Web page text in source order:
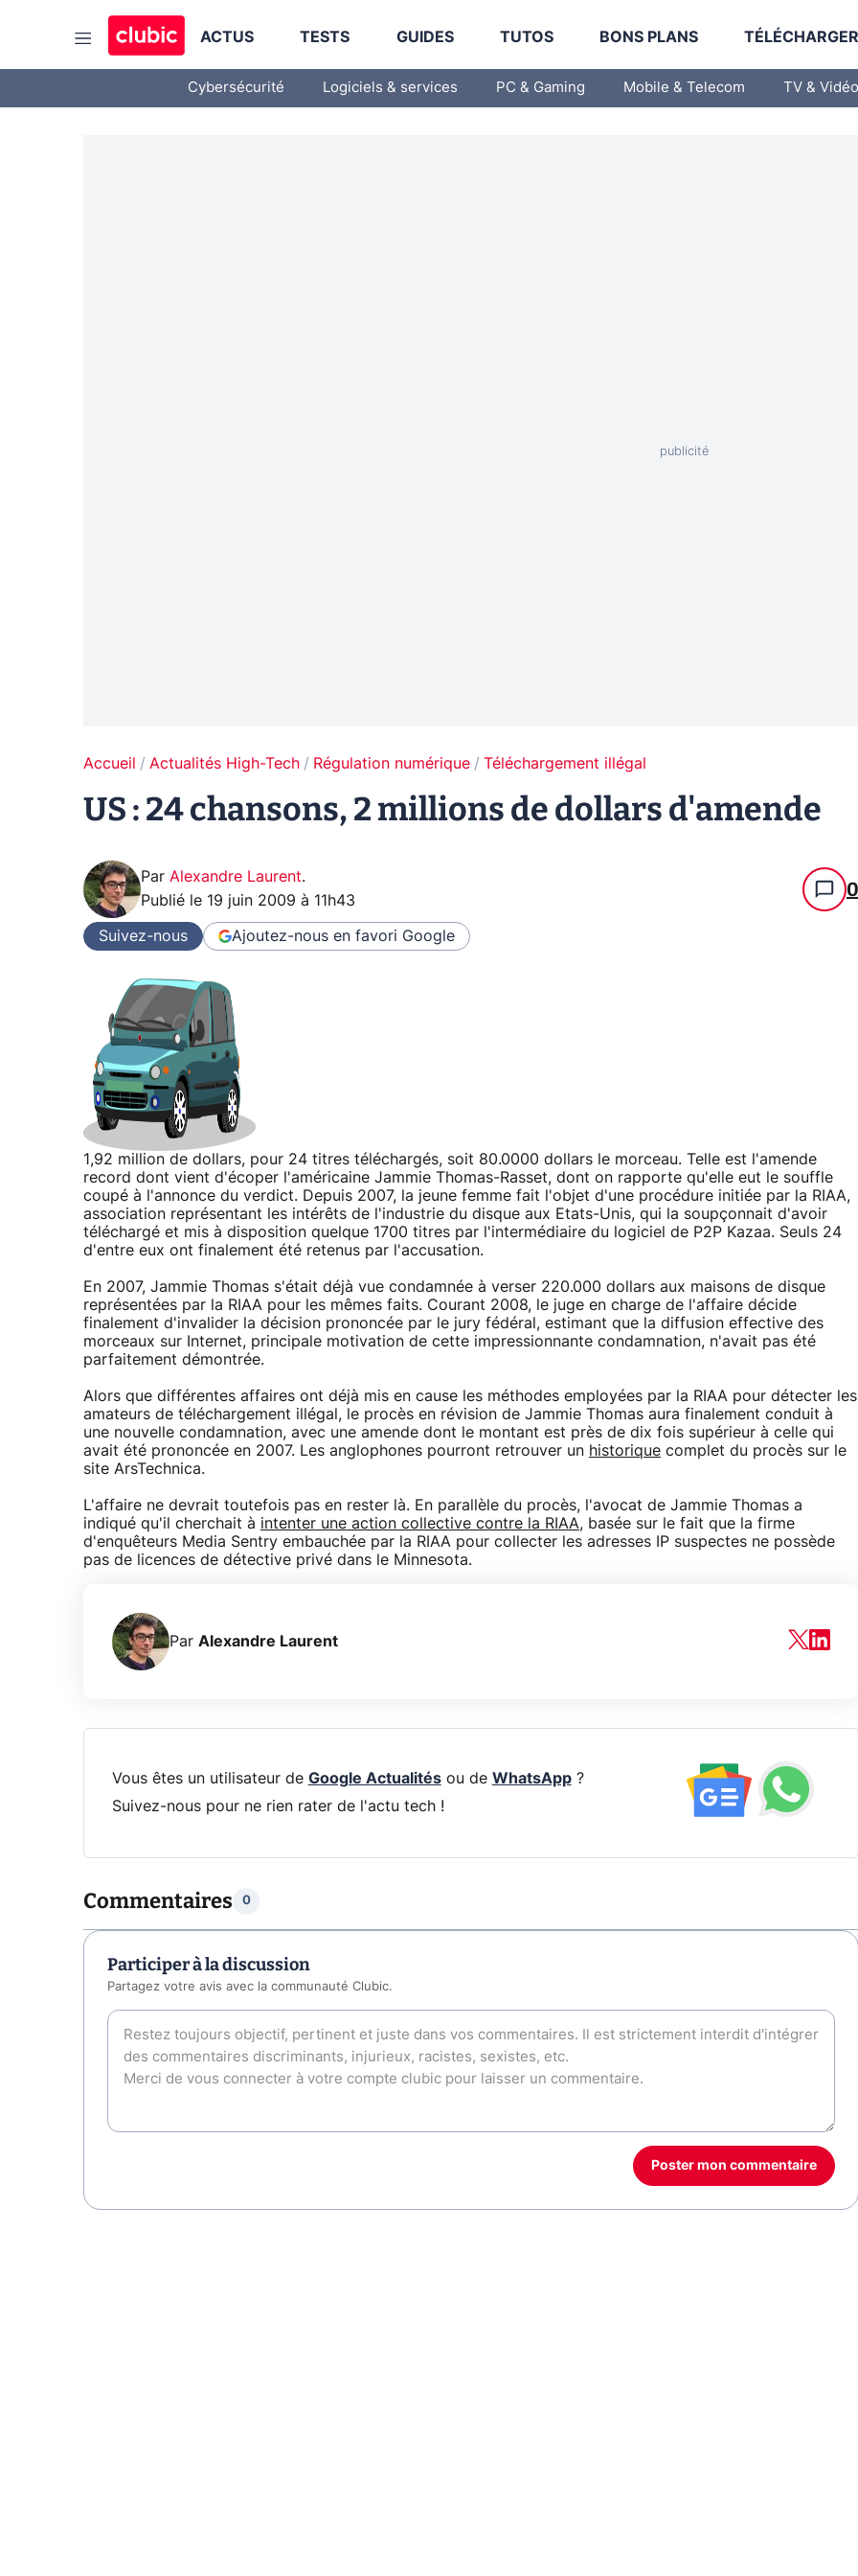
ACTUS TESTS GUIDES TUTOS BONS PLANS
Cybersécurité Logiciels & services PC & Gaming Mobile & Telecom TV & Vidéo
Accueil Actualités High-Tech Régulation numérique Téléchargement illégal
US : 24 chansons, 2 millions de dollars d'amende
Par Alexandre Laurent.
Publié le 19 juin 2009 à 11h43 0
Suivez-nous Ajoutez-nous en favori Google
1,92 million de dollars, pour 24 titres téléchargés, soit 80.0000 dollars le morceau. Telle est l'amende
record dont vient d'écoper l'américaine Jammie Thomas-Rasset, dont on rapporte qu'elle eut le souffle
coupé à l'annonce du verdict. Depuis 2007, la jeune femme fait l'objet d'une procédure initiée par la RIAA,
association représentant les intérêts de l'industrie du disque aux Etats-Unis, qui la soupçonnait d'avoir
téléchargé et mis à disposition quelque 1700 titres par l'intermédiaire du logiciel de P2P Kazaa. Seuls 24
d'entre eux ont finalement été retenus par l'accusation.
En 2007, Jammie Thomas s'était déjà vue condamnée à verser 220.000 dollars aux maisons de disque
représentées par la RIAA pour les mêmes faits. Courant 2008, le juge en charge de l'affaire décide
finalement d'invalider la décision prononcée par le jury fédéral, estimant que la diffusion effective des
morceaux sur Internet, principale motivation de cette impressionnante condamnation, n'avait pas été
parfaitement démontrée.
Alors que différentes affaires ont déjà mis en cause les méthodes employées par la RIAA pour détecter les
amateurs de téléchargement illégal, le procès en révision de Jammie Thomas aura finalement conduit à
une nouvelle condamnation, avec une amende dont le montant est près de dix fois supérieur à celle qui
avait été prononcée en 2007. Les anglophones pourront retrouver un historique complet du procès sur le
site ArsTechnica.
L'affaire ne devrait toutefois pas en rester là. En parallèle du procès, l'avocat de Jammie Thomas a
indiqué qu'il cherchait à intenter une action collective contre la RIAA, basée sur le fait que la firme
d'enquêteurs Media Sentry embauchée par la RIAA pour collecter les adresses IP suspectes ne possède
pas de licences de détective privé dans le Minnesota.
Par Alexandre Laurent
Vous êtes un utilisateur de Google Actualitésou de WhatsApp?
Suivez-nous pour ne rien rater de l'actu tech !
Commentaires 0
Participer à la discussion
Partagez votre avis avec la communauté Clubic.
Poster mon commentaire